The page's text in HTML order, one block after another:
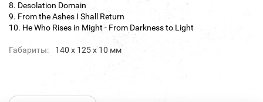
8. Desolation Domain
9. From the Ashes I Shall Return
10. He Who Rises in Might - From Darkness to Light
Габариты: 140 х 125 х 10 мм